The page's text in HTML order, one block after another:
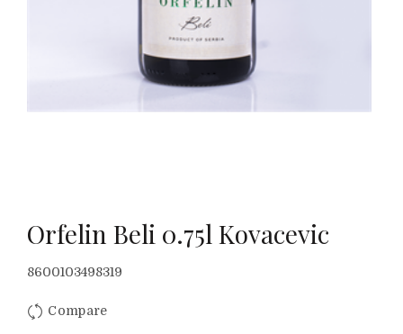
Orfelin Beli 0.75l Kovacevic
Originalna
cena
Trenutna
cena
8600103498319
Compare